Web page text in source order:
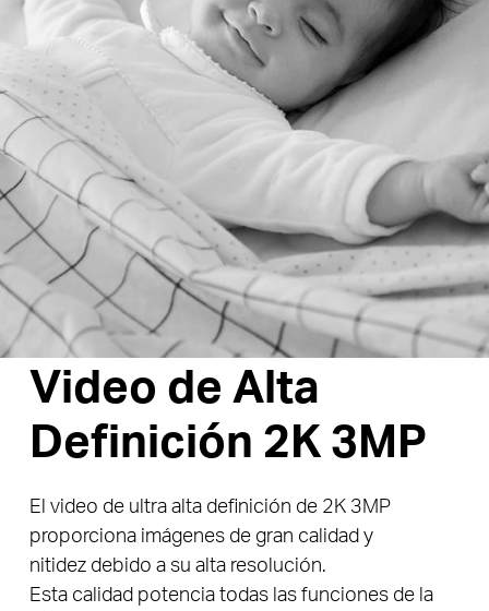
Video de Alta
Definición 2K 3MP
El video de ultra alta definición de 2K 3MP
proporciona imágenes de gran calidad y
nitidez debido a su alta resolución.
Esta calidad potencia todas las funciones de la